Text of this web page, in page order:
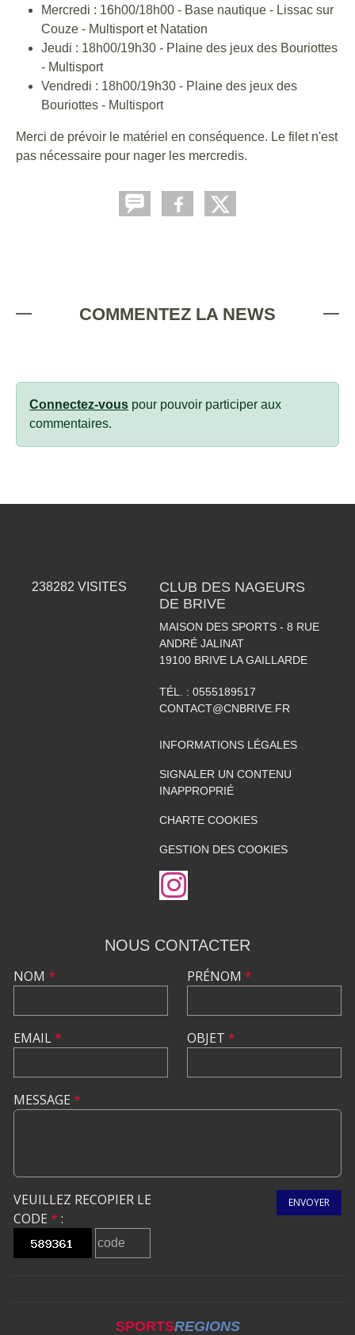
Mercredi : 16h00/18h00 - Base nautique - Lissac sur
Couze - Multisport et Natation
Jeudi : 18h00/19h30 - Plaine des jeux des Bouriottes
- Multisport
Vendredi : 18h00/19h30 - Plaine des jeux des
Bouriottes - Multisport
Merci de prévoir le matériel en conséquence. Le filet n'est
pas nécessaire pour nager les mercredis.
COMMENTEZ LA NEWS
Connectez-vous pour pouvoir participer aux
commentaires.
238282 VISITES
CLUB DES NAGEURS
DE BRIVE
MAISON DES SPORTS - 8 RUE
ANDRÉ JALINAT
19100 BRIVE LA GAILLARDE
TÉL. : 0555189517
CONTACT@CNBRIVE.FR
INFORMATIONS LÉGALES
SIGNALER UN CONTENU
INAPPROPRIÉ
CHARTE COOKIES
GESTION DES COOKIES
NOUS CONTACTER
NOM *
EMAIL*
PRÉNOM *
OBJET *
MESSAGE *
VEUILLEZ RECOPIER LE
CODE * :
ENVOYER
SPORTSREGIONS